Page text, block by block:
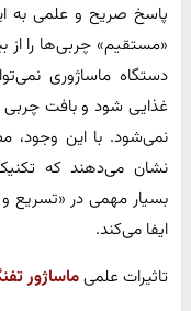
پاسخ صریح و علمی به
«مستقیم» چربی‌ها را از
دستگاه ماساژوری
نمی‌شود. با این وجود،
بسیار مهمی در «تسریع
ایفا می‌کند.
تاثیرات علمیماساژور